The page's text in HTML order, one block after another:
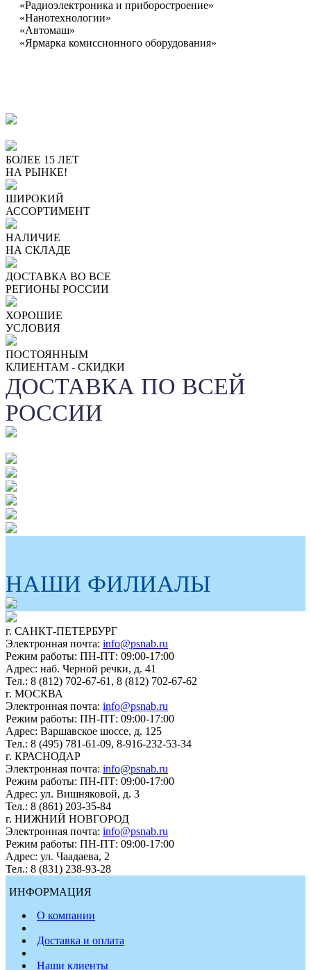
«Радиоэлектроника и приборостроение»
«Нанотехнологии»
«Автомаш»
«Ярмарка комиссионного оборудования»
БОЛЕЕ 15 ЛЕТ
НА РЫНКЕ!
ШИРОКИЙ
АССОРТИМЕНТ
НАЛИЧИЕ
НА СКЛАДЕ
ДОСТАВКА ВО ВСЕ
РЕГИОНЫ РОССИИ
ХОРОШИЕ
УСЛОВИЯ
ПОСТОЯННЫМ
КЛИЕНТАМ - СКИДКИ
ДОСТАВКА ПО ВСЕЙ
РОССИИ
НАШИ ФИЛИАЛЫ
г. САНКТ-ПЕТЕРБУРГ
Электронная почта: info@psnab.ru
Режим работы: ПН-ПТ: 09:00-17:00
Адрес: наб. Черной речки, д. 41
Тел.: 8 (812) 702-67-61, 8 (812) 702-67-62
г. МОСКВА
Электронная почта: info@psnab.ru
Режим работы: ПН-ПТ: 09:00-17:00
Адрес: Варшавское шоссе, д. 125
Тел.: 8 (495) 781-61-09, 8-916-232-53-34
г. КРАСНОДАР
Электронная почта: info@psnab.ru
Режим работы: ПН-ПТ: 09:00-17:00
Адрес: ул. Вишняковой, д. 3
Тел.: 8 (861) 203-35-84
г. НИЖНИЙ НОВГОРОД
Электронная почта: info@psnab.ru
Режим работы: ПН-ПТ: 09:00-17:00
Адрес: ул. Чаадаева, 2
Тел.: 8 (831) 238-93-28
ИНФОРМАЦИЯ
О компании
Доставка и оплата
Наши клиенты